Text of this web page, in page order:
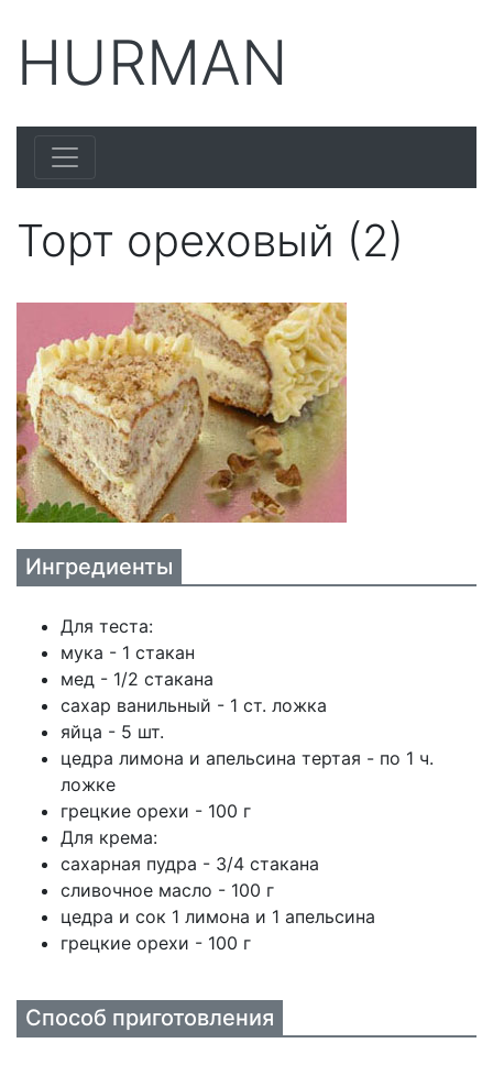
HURMAN
Торт ореховый (2)
Ингредиенты
Для теста:
мука - 1 стакан
мед - 1/2 стакана
сахар ванильный - 1 ст. ложка
яйца - 5 шт.
цедра лимона и апельсина тертая - по 1 ч.
ложке
грецкие орехи - 100 г
Для крема:
сахарная пудра - 3/4 стакана
сливочное масло - 100 г
цедра и сок 1 лимона и 1 апельсина
грецкие орехи - 100 г
Способ приготовления